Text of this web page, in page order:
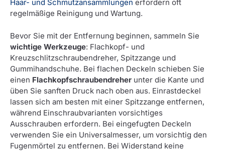
Haar- und Schmutzansammlungen erfordern oft
regelmäßige Reinigung und Wartung.
Bevor Sie mit der Entfernung beginnen, sammeln Sie
wichtige Werkzeuge: Flachkopf- und
Kreuzschlitzschraubendreher, Spitzzange und
Gummihandschuhe. Bei flachen Deckeln schieben Sie
einen Flachkopfschraubendreher unter die Kante und
üben Sie sanften Druck nach oben aus. Einrastdeckel
lassen sich am besten mit einer Spitzzange entfernen,
während Einschraubvarianten vorsichtiges
Ausschrauben erfordern. Bei eingefugten Deckeln
verwenden Sie ein Universalmesser, um vorsichtig den
Fugenmörtel zu entfernen. Bei Widerstand keine